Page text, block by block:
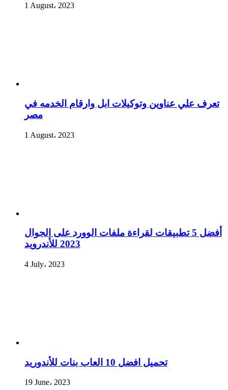
1 August، 2023
تعرف علي عناوين وتوكيلات ابل وارقام الخدمه في
مصر
1 August، 2023
أفضل 5 تطبيقات لقراءة ملفات الوورد على الجوال
2023 للأندرويد
4 July، 2023
تحميل افضل 10 العاب بنات للأندوريد
19 June، 2023